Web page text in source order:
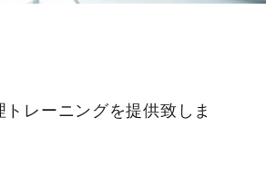
レーニングを提供致しま